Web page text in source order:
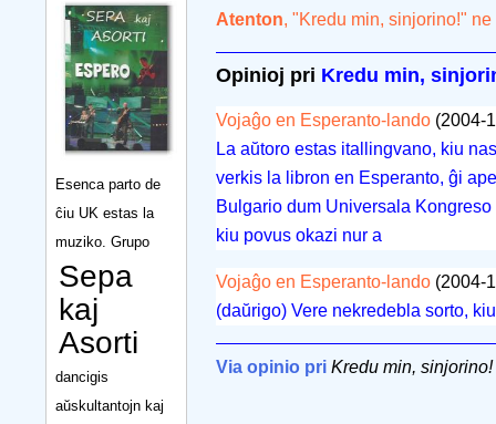
Esenca parto de
ĉiu UK estas la
muziko. Grupo
Sepa
kaj
Asorti
dancigis
aŭskultantojn kaj
Atenton, "Kredu min, sinjorino!"
Opinioj pri Kredu min,
Vojaĝo en Esperanto-lando (2004-
La aŭtoro estas itallingvano, kiu
verkis la libron en Esperanto, ĝi
Bulgario dum Universala
kiu povus okazi nur a
Vojaĝo en Esperanto-lando (2004-
(daŭrigo) Vere nekredebla sorto,
Via opinio pri Kredu min, sinjorino!